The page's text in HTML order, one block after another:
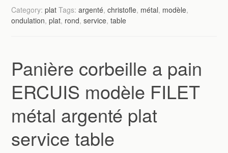
Category:plat Tags:argenté,christofle, métal, modèle,
ondulation,plat, rond,service,table
Panière corbeille a pain
ERCUIS modèle FILET
métal argenté plat
service table